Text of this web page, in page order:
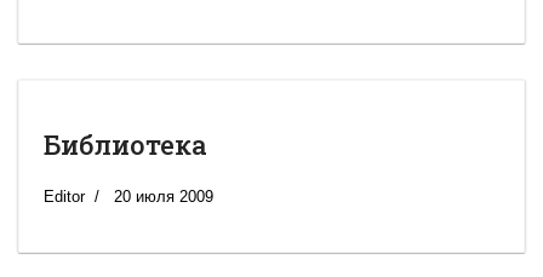
Библиотека
Editor 20 июля 2009